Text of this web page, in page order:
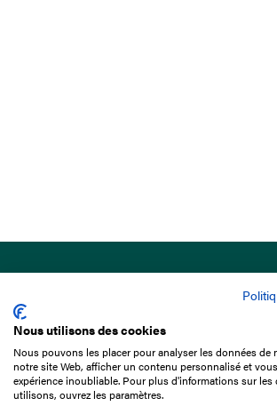
15 Boulevard de Douaumont
75017 Paris
01 49 10 20 29
Nous utilisons des cookies
Nous pouvons les placer pour analyser les données de
notre site Web, afficher un contenu personnalisé et
expérience inoubliable. Pour plus d'informations sur
utilisons, ouvrez les paramètres.